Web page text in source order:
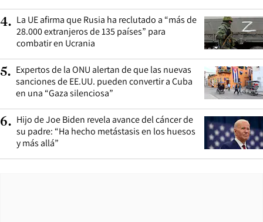
4. La UE afirma que Rusia ha reclutado a “más de
28.000 extranjeros de 135 países” para
combatir en Ucrania
5. Expertos de la ONU alertan de que las nuevas
sanciones de EE.UU. pueden convertir a Cuba
en una “Gaza silenciosa”
6. Hijo de Joe Biden revela avance del cáncer de
su padre: “Ha hecho metástasis en los huesos
y más allá”